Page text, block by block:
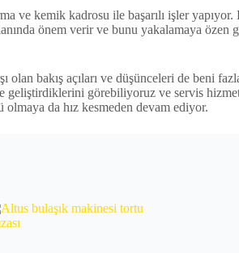
ve kemik kadrosu ile başarılı işler
önem verir ve bunu yakalamaya
olan bakış açıları ve düşünceleri de
görebiliyoruz ve servis
da hız kesmeden devam ediyor.